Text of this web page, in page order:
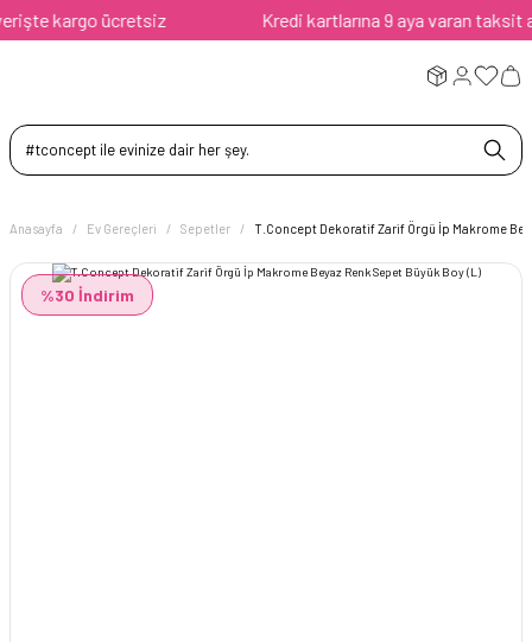
kargo ücretsiz Kredi kartlarına 9 aya varan taksit
Anasayfa Ev Gereçleri Sepetler T.Concept Dekoratif Zarif Örgü İp Makrome
%30 İndirim